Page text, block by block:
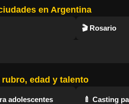
en Argentina
🎬 Rosario
edad y talento
adolescentes
🍼 Casting